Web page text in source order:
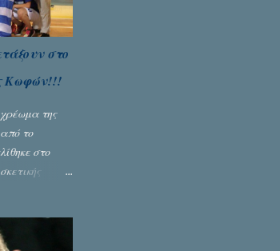
στο
Κωφών!!!
της
το
στο
στη
Πίσω